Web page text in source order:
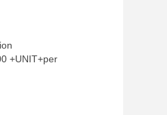
+UNIT+per